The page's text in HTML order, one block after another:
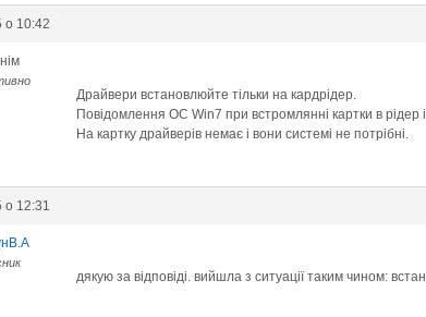
о 10:42
Драйвери встановлюйте тільки на кардрідер.
Повідомлення ОС Win7 при встромлянні картки в рідер
На картку драйверів немає і вони системі не потрібні.
о 12:31
дякую за відповіді. вийшла з ситуації таким чином: